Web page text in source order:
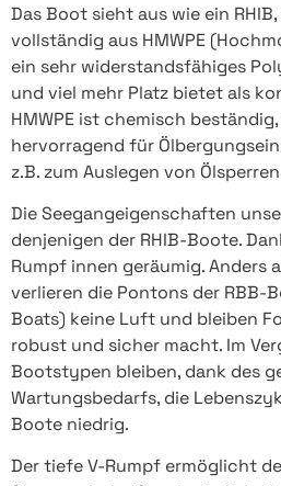
Das Boot sieht aus wie ein
vollständig aus HMWPE
ein sehr widerstandsfähiges
und viel mehr Platz bietet als
HMWPE ist chemisch
hervorragend für
z.B. zum Auslegen von
Die Seegangeigenschaften
denjenigen der RHIB-Boote.
Rumpf innen geräumig. Anders
verlieren die Pontons der RBB-
Boats) keine Luft und bleiben
robust und sicher macht. Im
Bootstypen bleiben, dank des
Wartungsbedarfs, die
Boote niedrig.
Der tiefe V-Rumpf ermöglicht